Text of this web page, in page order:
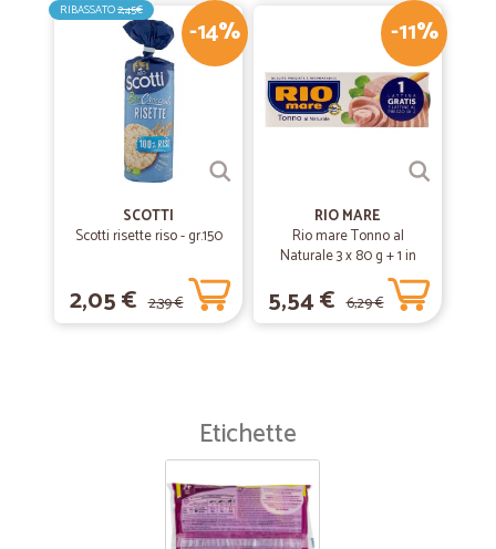
-14%
RIBASSATO2,45€
SCOTTI
Scotti risette riso - gr.150
2,05 € 2,39 €
-11%
RIO MARE
Rio mare Tonno al
Naturale 3 x 80 g + 1 in
5,54 € 6,29 €
Etichette